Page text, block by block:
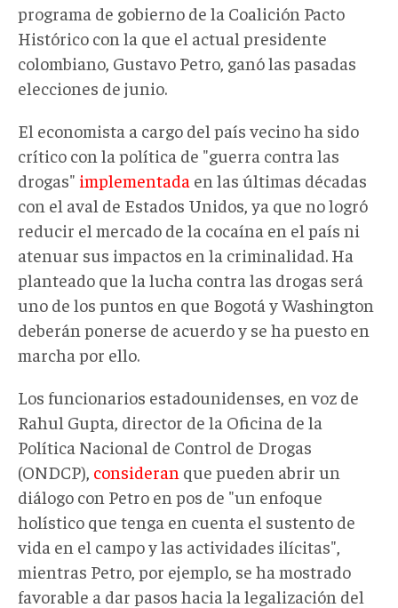
programa de gobierno de la Coalición Pacto
Histórico con la que el actual presidente
colombiano, Gustavo Petro, ganó las pasadas
elecciones de junio.
El economista a cargo del país vecino ha sido
crítico con la política de "guerra contra las
drogas" implementada en las últimas décadas
con el aval de Estados Unidos, ya que no logró
reducir el mercado de la cocaína en el país ni
atenuar sus impactos en la criminalidad. Ha
planteado que la lucha contra las drogas será
uno de los puntos en que Bogotá y Washington
deberán ponerse de acuerdo y se ha puesto en
marcha por ello.
Los funcionarios estadounidenses, en voz de
Rahul Gupta, director de la Oficina de la
Política Nacional de Control de Drogas
(ONDCP), consideran que pueden abrir un
diálogo con Petro en pos de "un enfoque
holístico que tenga en cuenta el sustento de
vida en el campo y las actividades ilícitas",
mientras Petro, por ejemplo, se ha mostrado
favorable a dar pasos hacia la legalización del